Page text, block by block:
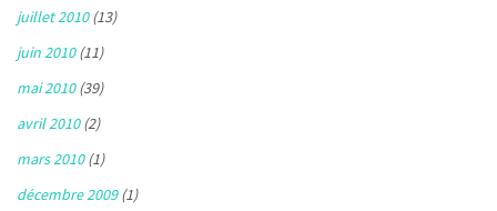
juillet 2010(13)
juin 2010(11)
mai 2010(39)
avril 2010(2)
mars 2010(1)
décembre 2009(1)